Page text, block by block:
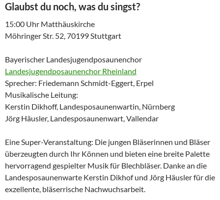
Glaubst du noch, was du singst?
15:00 Uhr Matthäuskirche
Möhringer Str. 52, 70199 Stuttgart
Bayerischer Landesjugendposaunenchor
Landesjugendposaunenchor Rheinland
Sprecher: Friedemann Schmidt-Eggert, Erpel
Musikalische Leitung:
Kerstin Dikhoff, Landesposaunenwartin, Nürnberg
Jörg Häusler, Landesposaunenwart, Vallendar
Eine Super-Veranstaltung: Die jungen Bläserinnen und Bläser
überzeugten durch Ihr Können und bieten eine breite Palette
hervorragend gespielter Musik für Blechbläser. Danke an die
Landesposaunenwarte Kerstin Dikhof und Jörg Häusler für die
exzellente, bläserrische Nachwuchsarbeit.